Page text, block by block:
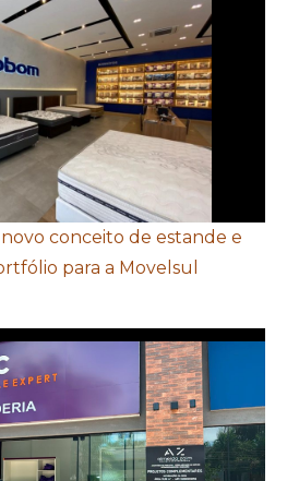
conceito de estande e
para a Movelsul